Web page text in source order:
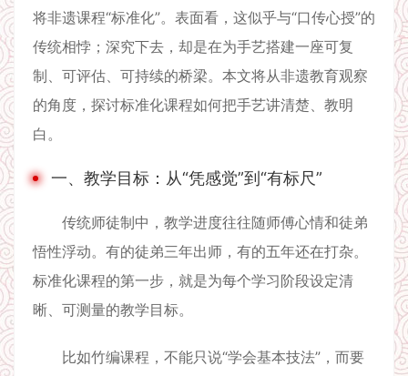
将非遗课程“标准化”。表面看，这似乎与“口传心授”的
传统相悖；深究下去，却是在为手艺搭建一座可复
制、可评估、可持续的桥梁。本文将从非遗教育观察
的角度，探讨标准化课程如何把手艺讲清楚、教明
白。
一、教学目标：从“凭感觉”到“有标尺”
传统师徒制中，教学进度往往随师傅心情和徒弟
悟性浮动。有的徒弟三年出师，有的五年还在打杂。
标准化课程的第一步，就是为每个学习阶段设定清
晰、可测量的教学目标。
比如竹编课程，不能只说“学会基本技法”，而要